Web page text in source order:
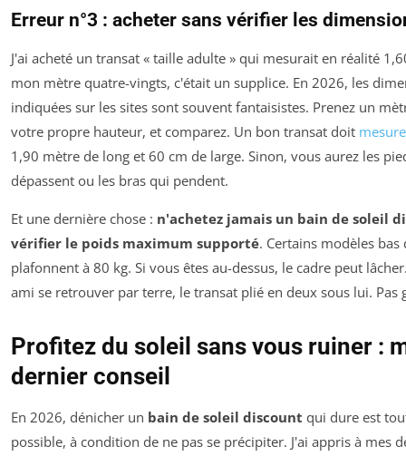
Erreur n°3 : acheter sans vérifier les
J'ai acheté un transat « taille adulte » qui mesurait en réalité
mon mètre quatre-vingts, c'était un supplice. En 2026, les
indiquées sur les sites sont souvent fantaisistes. Prenez un
votre propre hauteur, et comparez. Un bon transat doit
1,90 mètre de long et 60 cm de large. Sinon, vous aurez les
dépassent ou les bras qui pendent.
Et une dernière chose : n'achetez jamais un bain de soleil
vérifier le poids maximum supporté. Certains modèles bas
plafonnent à 80 kg. Si vous êtes au-dessus, le cadre peut
ami se retrouver par terre, le transat plié en deux sous lui. Pas
Profitez du soleil sans vous ruiner :
dernier conseil
En 2026, dénicher un bain de soleil discount qui dure est
possible, à condition de ne pas se précipiter. J'ai appris à mes